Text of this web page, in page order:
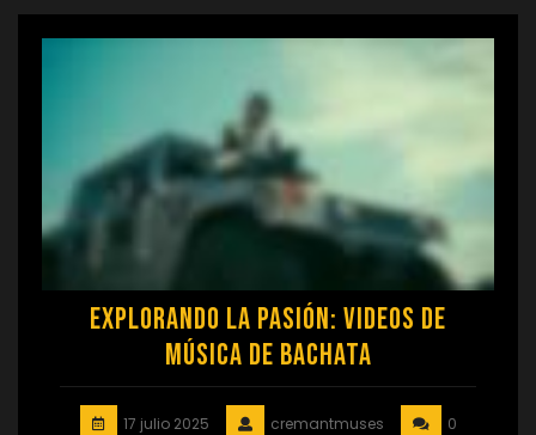
Explorando la Pasión: Videos de
Música de Bachata
17 julio 2025 cremantmuses
0